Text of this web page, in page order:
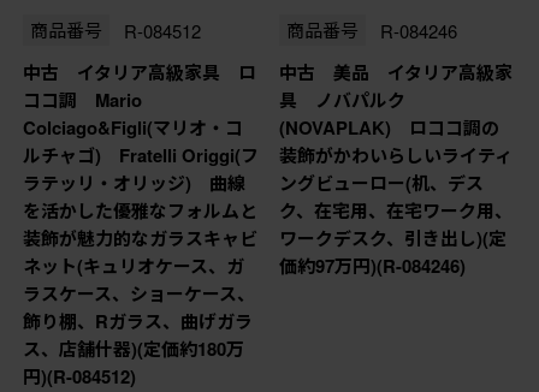
商品番号 R-084512
中古 イタリア高級家具 ロ
ココ調 Mario
Colciago&Figli(マリオ・コ
ルチャゴ) Fratelli Origgi(フ
ラテッリ・オリッジ) 曲線
を活かした優雅なフォルムと
装飾が魅力的なガラスキャビ
ネット(キュリオケース、ガ
ラスケース、ショーケース、
飾り棚、Rガラス、曲げガラ
ス、店舗什器)(定価約180万
円)(R-084512)
商品番号 R-084246
中古 美品 イタリア高級家
具 ノバパルク
(NOVAPLAK) ロココ調の
装飾がかわいらしいライティ
ングビューロー(机、デス
ク、在宅用、在宅ワーク用、
ワークデスク、引き出し)(定
価約97万円)(R-084246)